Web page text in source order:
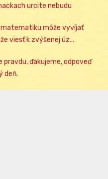
urcite nebudu
matematiku môže vyvíjať
viesť k zvýšenej úz...
pravdu, ďakujeme, odpoveď
deň.